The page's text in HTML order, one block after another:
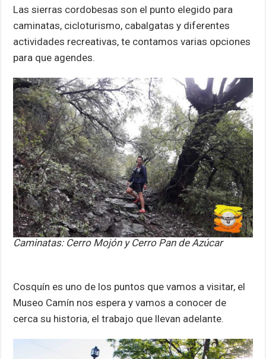
Las sierras cordobesas son el punto elegido para
caminatas, cicloturismo, cabalgatas y diferentes
actividades recreativas, te contamos varias opciones
para que agendes.
Caminatas: Cerro Mojón y Cerro Pan de Azúcar
Cosquín es uno de los puntos que vamos a visitar, el
Museo Camín nos espera y vamos a conocer de
cerca su historia, el trabajo que llevan adelante.